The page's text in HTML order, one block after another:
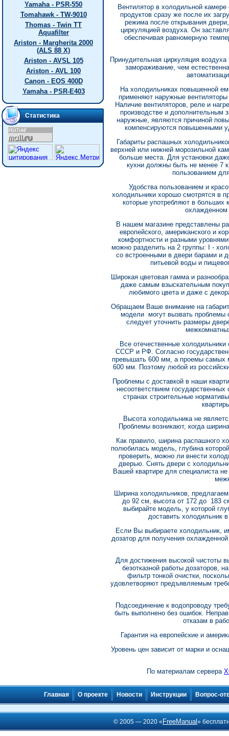
Yamaha - PSR-550
Tomahawk - TW-9010
Thomas - Twin TT
Aquafilter
Ariston - Margherita 2000
(ALS 88 X)
Ariston - AVSL 105
Ariston - AVL 100
Canon - EOS 400D
Yamaha - PSR-E403
Статистика
Вентилятор в холодильной
продуктов сразу же после их
режима после открывания
циркуляцией воздуха. Он
обеспечивая равномерную
Принудительная циркуляция
замораживание, чем
На холодильниках повышенной
применяют наружные
Наличие вентиляторов, реле и
производстве и дополнительным
наружные, являются причиной
компенсируются повышенными
Габариты распашных
верхней или нижней морозильной
больше места. Для установки
кухни должны быть не менее 7
пользованием
Удобства пользованием и
холодильники хорошо смотрятся в
которые употребляют в больших
охлажденном
В нашем магазине представлены
европейского, американского и
комфортности и разными
можно разделить на 2 группы: I -
со встроенными в двери барами и
питьевой воды и
Широкая цветовая гамма и
даже самым взыскательным
любимого цвета и даже с
Обращаем Ваше внимание на
модели могут вызвать проблемы
следует уточнить размеры
Все отечественные
СССР и РФ. Согласно
превышать 600 мм, а проемы самых
600 мм. Поэтому любой из
Проблемы с доставкой в наши
несоответствием
странах строительные
Высота холодильника не
Проблемы возникают, когда
Как правило, ширина распашного
полюбилась модель, глубина
проверить, можно ли внести
дверью. Снять двери с
Вашей квартире для специалиста
Ширина холодильников,
до 92 см, высота от 172 до 183
выбирайте модель, у которой
доставить холодильник
Если Вы выбираете холодильник,
дозатор для получения
Для достижения высокой чистоты
безотказной работы дозаторов,
фильтр тонкой очистки,
удовлетворяют предъявляемым
Подсоединение к водопроводу
быть выполнено без ошибок.
отказам в
Гарантия на европейские и
Уровень цен зависит от марки и
По материалам сервера
Главная О проекте Новости Инструкции Вопрос-
© 2005 — 2020 « FreeManual»